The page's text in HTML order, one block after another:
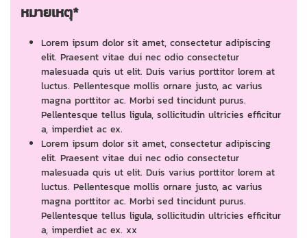
หมายเหตุ*
Lorem ipsum dolor sit amet, consectetur adipiscing
elit. Praesent vitae dui nec odio consectetur
malesuada quis ut elit. Duis varius porttitor lorem at
luctus. Pellentesque mollis ornare justo, ac varius
magna porttitor ac. Morbi sed tincidunt purus.
Pellentesque tellus ligula, sollicitudin ultricies efficitur
a, imperdiet ac ex.
Lorem ipsum dolor sit amet, consectetur adipiscing
elit. Praesent vitae dui nec odio consectetur
malesuada quis ut elit. Duis varius porttitor lorem at
luctus. Pellentesque mollis ornare justo, ac varius
magna porttitor ac. Morbi sed tincidunt purus.
Pellentesque tellus ligula, sollicitudin ultricies efficitur
a, imperdiet ac ex. xx